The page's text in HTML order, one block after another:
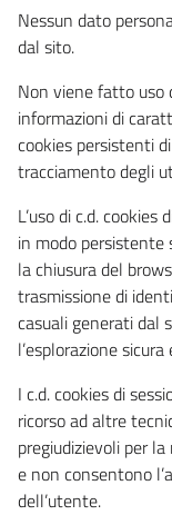
Nessun dato
dal sito.
Non viene fatto uso
informazioni di
cookies persistenti
tracciamento degli
L’uso di c.d.
in modo persistente
la chiusura del
trasmissione di
casuali generati dal
l’esplorazione
I c.d. cookies di
ricorso ad altre
pregiudizievoli per
e non consentono
dell’utente.